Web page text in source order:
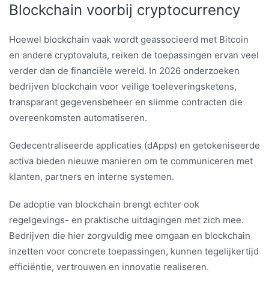
Blockchain voorbij cryptocurrency
Hoewel blockchain vaak wordt geassocieerd met Bitcoin
en andere cryptovaluta, reiken de toepassingen ervan veel
verder dan de financiële wereld. In 2026 onderzoeken
bedrijven blockchain voor veilige toeleveringsketens,
transparant gegevensbeheer en slimme contracten die
overeenkomsten automatiseren.
Gedecentraliseerde applicaties (dApps) en getokeniseerde
activa bieden nieuwe manieren om te communiceren met
klanten, partners en interne systemen.
De adoptie van blockchain brengt echter ook
regelgevings- en praktische uitdagingen met zich mee.
Bedrijven die hier zorgvuldig mee omgaan en blockchain
inzetten voor concrete toepassingen, kunnen tegelijkertijd
efficiëntie, vertrouwen en innovatie realiseren.